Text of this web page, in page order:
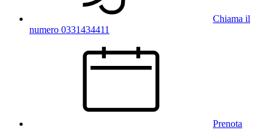
Chiama il
numero 0331434411
Prenota